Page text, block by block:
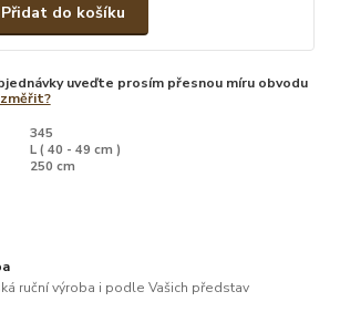
Přidat do košíku
uveďte prosím přesnou míru obvodu
345
L ( 40 - 49 cm )
250 cm
ruční výroba i podle Vašich představ